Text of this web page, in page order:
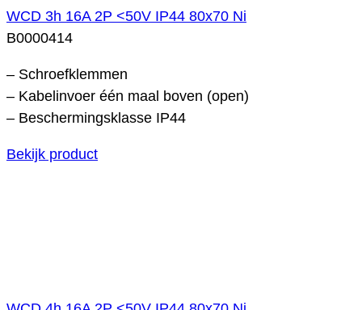
WCD 3h 16A 2P <50V IP44 80x70 Ni
B0000414
– Schroefklemmen
– Kabelinvoer één maal boven (open)
– Beschermingsklasse IP44
Bekijk product